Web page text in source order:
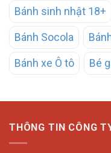
Bánh sinh nhật 18+
Bánh Socola
Bánh xe Ô tô Bé
THÔNG TIN CÔNG